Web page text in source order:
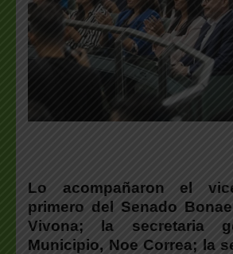
Lo acompañaron el
primero del Senado
Vivona; la secretaria
Municipio, Noe Correa; la